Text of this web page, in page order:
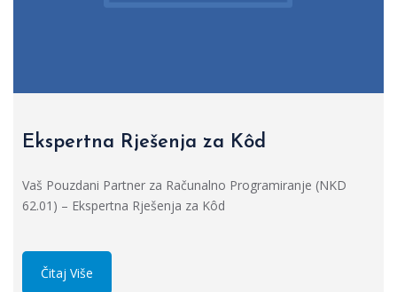
Ekspertna Rješenja za Kôd
Vaš Pouzdani Partner za Računalno Programiranje (NKD
62.01) – Ekspertna Rješenja za Kôd
Čitaj Više